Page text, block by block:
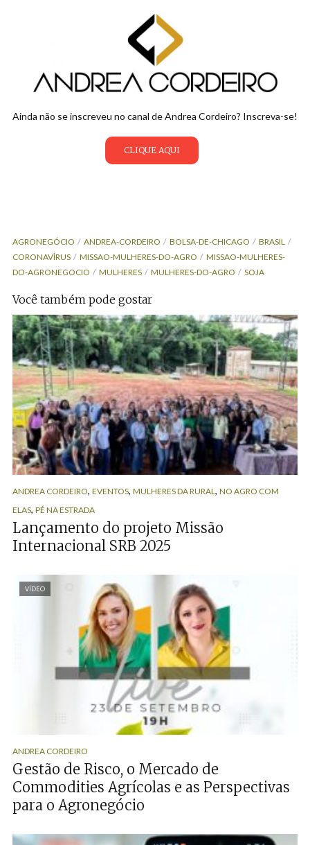
Ainda não se inscreveu no canal de Andrea Cordeiro? Inscreva-se!
CLIQUE AQUI
AGRONEGÓCIO ANDREA-CORDEIRO BOLSA-DE-CHICAGO
BRASIL
CORONAVÍRUS
MISSAO-MULHERES-DO-AGRO
MISSAO-MULHERES-
DO-AGRONEGOCIO
MULHERES MULHERES-DO-AGRO SOJA
Você também pode gostar
ANDREA CORDEIRO, EVENTOS, MULHERES DA RURAL , NO AGRO COM
ELAS, PÉ NA ESTRADA
Lançamento do projeto Missão
Internacional SRB 2025
VÍDEO
ANDREA CORDEIRO
Gestão de Risco, o Mercado de
Commodities Agrícolas e as Perspectivas
para o Agronegócio